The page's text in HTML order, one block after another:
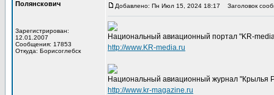
Полянскович
Зарегистрирован:
12.01.2007
Сообщения: 17853
Откуда: Борисоглебск
Добавлено: Пн Июл 15, 2024 18:17 Заголовок
Национальный авиационный портал "KR-
http://www.KR-media.ru
Национальный авиационный журнал "Крылья
http://www.kr-magazine.ru